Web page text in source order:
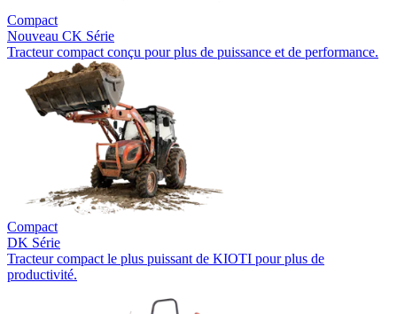
Compact
Nouveau CK Série
Tracteur compact conçu pour plus de puissance et de performance.
Compact
DK Série
Tracteur compact le plus puissant de KIOTI pour plus de
productivité.